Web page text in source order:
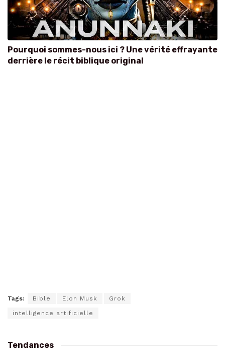
Pourquoi sommes-nous ici ? Une vérité effrayante
derrière le récit biblique original
Tags: Bible Elon Musk Grok
intelligence artificielle
Tendances